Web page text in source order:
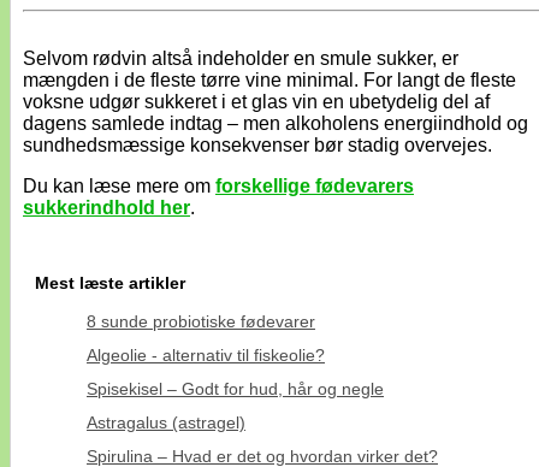
Selvom rødvin altså indeholder en smule sukker, er
mængden i de fleste tørre vine minimal. For langt de fleste
voksne udgør sukkeret i et glas vin en ubetydelig del af
dagens samlede indtag – men alkoholens energiindhold og
sundhedsmæssige konsekvenser bør stadig overvejes.
Du kan læse mere om forskellige fødevarers
sukkerindhold her.
Mest læste artikler
8 sunde probiotiske fødevarer
Algeolie - alternativ til fiskeolie?
Spisekisel – Godt for hud, hår og negle
Astragalus (astragel)
Spirulina – Hvad er det og hvordan virker det?